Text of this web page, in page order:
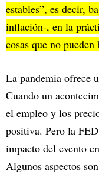
estables”, es decir,
inflación-, en la
cosas que no
La pandemia ofrece
Cuando un
el empleo y los
positiva. Pero la
impacto del evento
Algunos aspectos